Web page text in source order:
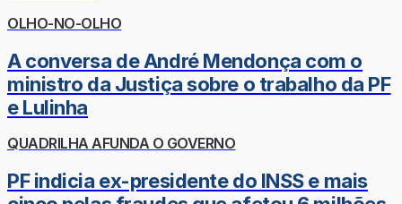
OLHO-NO-OLHO
A conversa de André Mendonça com o
ministro da Justiça sobre o trabalho da PF
e Lulinha
QUADRILHA AFUNDA O GOVERNO
PF indicia ex-presidente do INSS e mais